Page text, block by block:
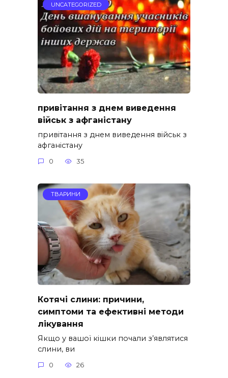
UNCATEGORIZED
привітання з днем виведення
військ з афганістану
привітання з днем виведення військ з
афганістану
0 35
ТВАРИНИ
Котячі слини: причини,
симптоми та ефективні методи
лікування
Якщо у вашої кішки почали з’являтися
слини, ви
0 26